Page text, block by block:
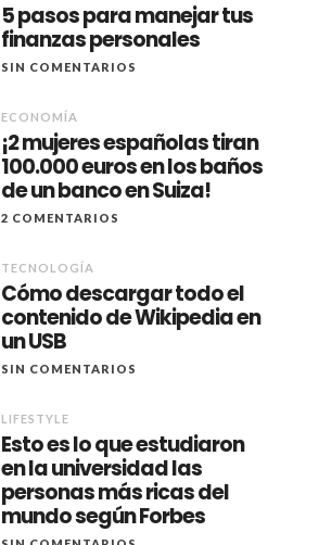
5 pasos para manejar tus
finanzas personales
SIN COMENTARIOS
ECONOMÍA
¡2 mujeres españolas tiran
100.000 euros en los baños
de un banco en Suiza!
2 COMENTARIOS
TECNOLOGÍA
Cómo descargar todo el
contenido de Wikipedia en
un USB
SIN COMENTARIOS
LIFESTYLE
Esto es lo que estudiaron
en la universidad las
personas más ricas del
mundo según Forbes